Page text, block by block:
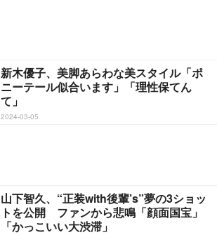
新木優子、美脚あらわな美スタイル「ポ
ニーテール似合います」「理性保てん
て」
2024-03-05
山下智久、“正装with後輩’s”夢の3ショッ
トを公開 ファンから悲鳴「顔面国宝」
「かっこいい大渋滞」